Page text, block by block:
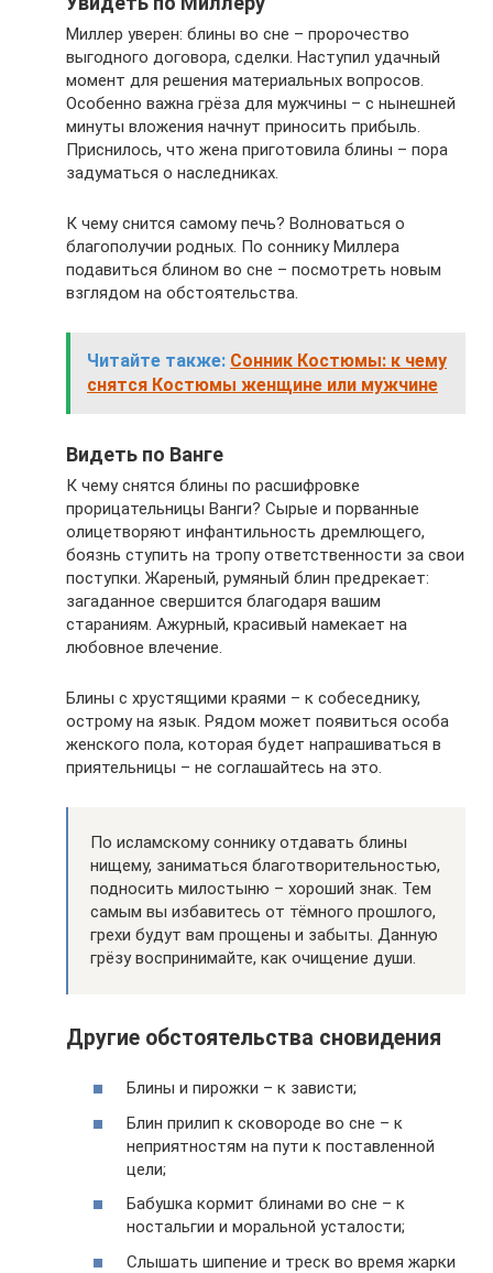
Миллер уверен: блины во сне – пророчество
выгодного договора, сделки. Наступил удачный
момент для решения материальных вопросов.
Особенно важна грёза для мужчины – с нынешней
минуты вложения начнут приносить прибыль.
Приснилось, что жена приготовила блины – пора
задуматься о наследниках.
К чему снится самому печь? Волноваться о
благополучии родных. По соннику Миллера
подавиться блином во сне – посмотреть новым
взглядом на обстоятельства.
Читайте также: Сонник Костюмы: к чему
снятся Костюмы женщине или мужчине
Видеть по Ванге
К чему снятся блины по расшифровке
прорицательницы Ванги? Сырые и порванные
олицетворяют инфантильность дремлющего,
боязнь ступить на тропу ответственности за свои
поступки. Жареный, румяный блин предрекает:
загаданное свершится благодаря вашим
стараниям. Ажурный, красивый намекает на
любовное влечение.
Блины с хрустящими краями – к собеседнику,
острому на язык. Рядом может появиться особа
женского пола, которая будет напрашиваться в
приятельницы – не соглашайтесь на это.
По исламскому соннику отдавать блины
нищему, заниматься благотворительностью,
подносить милостыню – хороший знак. Тем
самым вы избавитесь от тёмного прошлого,
грехи будут вам прощены и забыты. Данную
грёзу воспринимайте, как очищение души.
Другие обстоятельства сновидения
Блины и пирожки – к зависти;
Блин прилип к сковороде во сне – к
неприятностям на пути к поставленной
цели;
Бабушка кормит блинами во сне – к
ностальгии и моральной усталости;
Слышать шипение и треск во время жарки